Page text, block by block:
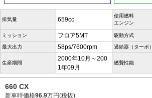
排気量 659cc
使用燃料
エンジン
ミッション フロア5MT 駆動方式
最大出力 58ps/7600rpm 過給器（ターボ）
生産期間
2000年10月～200
1年09月
燃費性能
660 CX
新車時価格96.9万円(税抜)